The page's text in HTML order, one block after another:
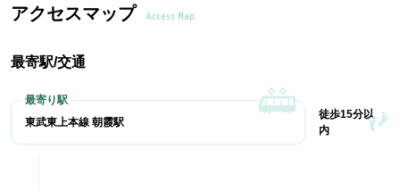
アクセスマップ Access Map
最寄駅/交通
東武東上本線 朝霞駅
徒歩15分以
内